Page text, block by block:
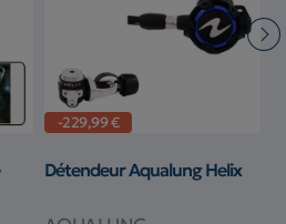
-229,99 €
Détendeur Aqualung Helix